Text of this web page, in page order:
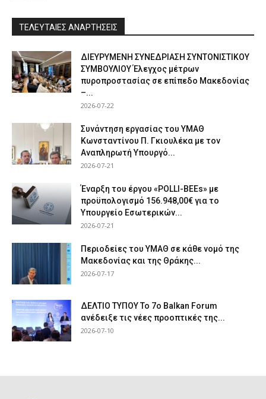
ΤΕΛΕΥΤΑΙΕΣ ΑΝΑΡΤΗΣΕΙΣ
ΔΙΕΥΡΥΜΕΝΗ ΣΥΝΕΔΡΙΑΣΗ ΣΥΝΤΟΝΙΣΤΙΚΟΥ
ΣΥΜΒΟΥΛΙΟΥ Έλεγχος μέτρων
πυροπροστασίας σε επίπεδο Μακεδονίας
–...
2026-07-22
Συνάντηση εργασίας του ΥΜΑΘ
Κωνσταντίνου Π. Γκιουλέκα με τον
Αναπληρωτή Υπουργό...
2026-07-21
Έναρξη του έργου «POLLI-BEEs» με
προϋπολογισμό 156.948,00€ για το
Υπουργείο Εσωτερικών...
2026-07-21
Περιοδείες του ΥΜΑΘ σε κάθε νομό της
Μακεδονίας και της Θράκης...
2026-07-17
ΔΕΛΤΙΟ ΤΥΠΟΥ Το 7ο Balkan Forum
ανέδειξε τις νέες προοπτικές της...
2026-07-10